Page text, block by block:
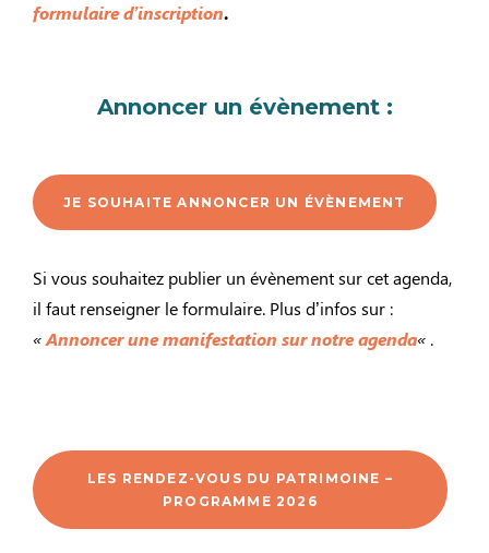
formulaire d’inscription.
Annoncer un évènement :
JE SOUHAITE ANNONCER UN ÉVÈNEMENT
Si vous souhaitez publier un évènement sur cet agenda,
il faut renseigner le formulaire. Plus d’infos sur :
«Annoncer une manifestation sur notre agenda« .
LES RENDEZ-VOUS DU PATRIMOINE –
PROGRAMME 2026